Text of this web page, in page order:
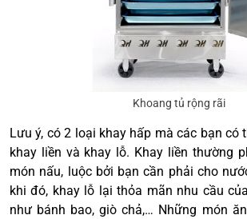
Khoang tủ rộng rãi
Lưu ý, có 2 loại khay hấp mà các bạn có
khay liền và khay lỗ. Khay liền thường
món nấu, luộc bởi bạn cần phải cho
khi đó, khay lỗ lại thỏa mãn nhu cầu
như bánh bao, giò chả,… Những món